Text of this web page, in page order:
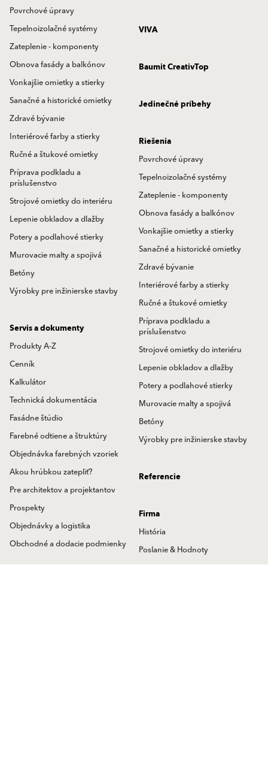
Povrchové úpravy
Tepelnoizolačné systémy
Zateplenie - komponenty
Obnova fasády a balkónov
Vonkajšie omietky a stierky
Sanačné a historické omietky
Zdravé bývanie
Interiérové farby a stierky
Ručné a štukové omietky
Príprava podkladu a
príslušenstvo
Strojové omietky do interiéru
Lepenie obkladov a dlažby
Potery a podlahové stierky
Murovacie malty a spojivá
Betóny
Výrobky pre inžinierske stavby
VIVA
Baumit CreativTop
Jedinečné príbehy
Riešenia
Povrchové úpravy
Tepelnoizolačné systémy
Zateplenie - komponenty
Obnova fasády a balkónov
Vonkajšie omietky a stierky
Sanačné a historické omietky
Zdravé bývanie
Interiérové farby a stierky
Ručné a štukové omietky
Príprava podkladu a
príslušenstvo
Strojové omietky do interiéru
Lepenie obkladov a dlažby
Potery a podlahové stierky
Murovacie malty a spojivá
Betóny
Výrobky pre inžinierske stavby
Servis a dokumenty
Produkty A-Z
Cenník
Kalkulátor
Technická dokumentácia
Fasádne štúdio
Farebné odtiene a štruktúry
Objednávka farebných vzoriek
Akou hrúbkou zatepliť?
Pre architektov a projektantov
Prospekty
Objednávky a logistika
Obchodné a dodacie podmienky
Referencie
Firma
História
Poslanie & Hodnoty
Manažment